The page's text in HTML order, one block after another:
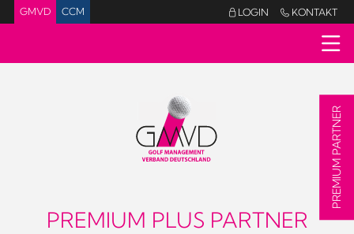
GMVD CCM LOGIN  KONTAKT
PREMIUM PLUS PARTNER
PREMIUM PARTNER